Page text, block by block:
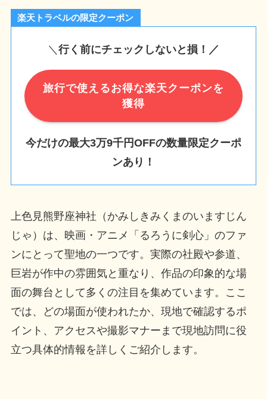
楽天トラベルの限定クーポン
＼ 行く前にチェックしないと損！／
旅行で使えるお得な楽天クーポンを
獲得
今だけの最大3万9千円OFFの数量限定クーポ
ンあり！
上色見熊野座神社（かみしきみくまのいますじん
じゃ）は、映画・アニメ「るろうに剣心」のファ
ンにとって聖地の一つです。実際の社殿や参道、
巨岩が作中の雰囲気と重なり、作品の印象的な場
面の舞台として多くの注目を集めています。ここ
では、どの場面が使われたか、現地で確認するポ
イント、アクセスや撮影マナーまで現地訪問に役
立つ具体的情報を詳しくご紹介します。